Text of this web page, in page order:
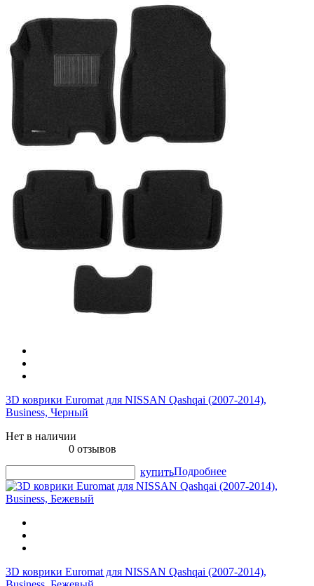
3D коврики Euromat для NISSAN Qashqai (2007-2014),
Business, Черный
Нет в наличии
0 отзывов
купитьПодробнее
3D коврики Euromat для NISSAN Qashqai (2007-2014),